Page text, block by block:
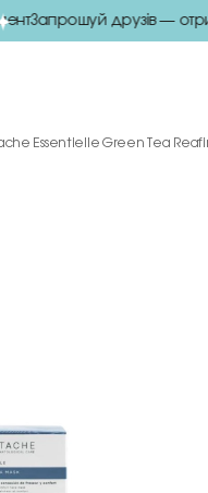
Запрошуй друзів —
Essentielle Green Tea